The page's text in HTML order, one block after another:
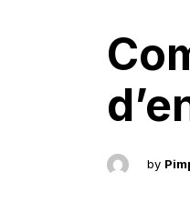
by